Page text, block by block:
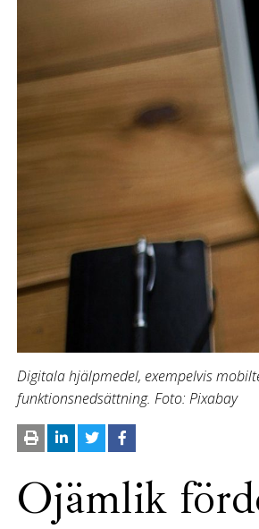
Digitala hjälpmedel, exempelvis
funktionsnedsättning. Foto: Pixabay
Ojämlik